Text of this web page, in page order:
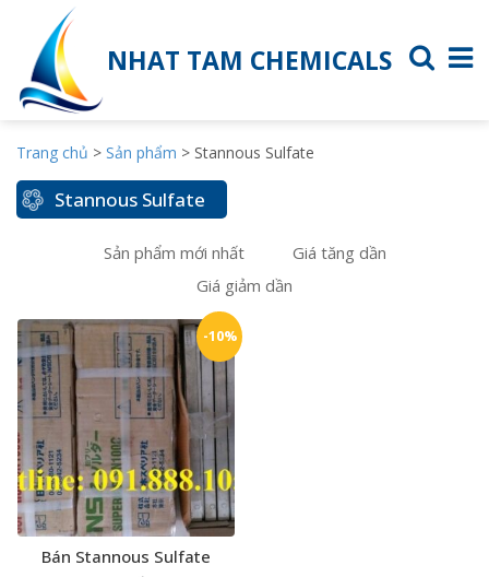
NHAT TAM CHEMICALS
Trang chủ > Sản phẩm > Stannous Sulfate
Stannous Sulfate
Sản phẩm mới nhất
Giá tăng dần
Giá giảm dần
-10%
Bán Stannous Sulfate